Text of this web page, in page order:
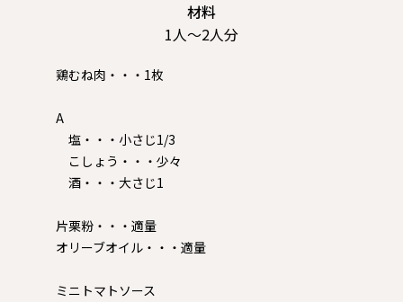
材料
1人〜2人分
鶏むね肉・・・1枚
A
塩・・・小さじ1/3
こしょう・・・少々
酒・・・大さじ1
片栗粉・・・適量
オリーブオイル・・・適量
ミニトマトソース